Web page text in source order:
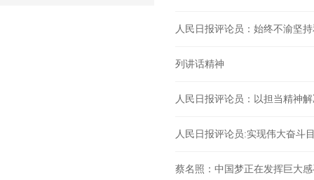
人民日报评论员：始终不渝坚
列讲话精神
人民日报评论员：以担当精神
人民日报评论员:实现伟大奋
蔡名照：中国梦正在发挥巨大